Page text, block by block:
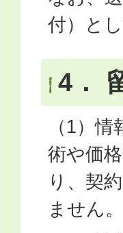
付）と
4．
（1）
術や価
り、契
ません。